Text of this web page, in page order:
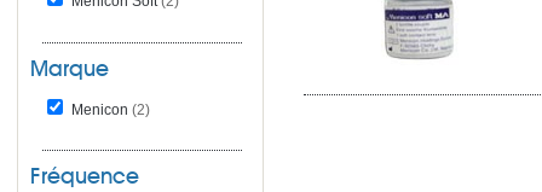
Marque
Menicon (2)
Fréquence